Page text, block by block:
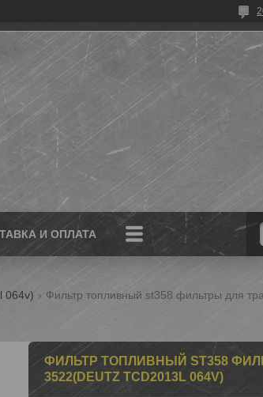
И ОПЛАТА
064v) Фильтр топливный st358 фильтры для
ФИЛЬТР ТОПЛИВНЫЙ ST358
3522(DEUTZ TCD2013L 064V)